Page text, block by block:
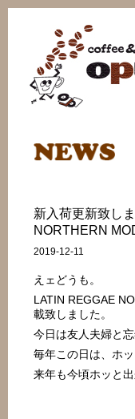
新入荷更新致し
NORTHERN
2019-12-11
えェどうも。
LATIN REGGAE
載致しました。
今日は友人夫婦と
毎年この日は、ホッ
来年も今頃ホッと